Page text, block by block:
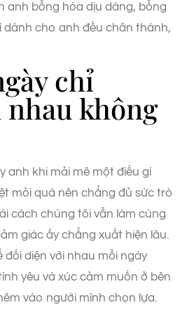
anh bỗng hóa dịu dàng, bỗng
dành cho anh đều chân thành,
chỉ
không
anh khi mải mê một điều gì
mỏi quá nên chẳng đủ sức trò
cách chúng tôi vẫn làm cùng
giác ấy chẳng xuất hiện lâu.
đối diện với nhau mỗi ngày
yêu và xúc cảm muốn ở bên
vào người mình chọn lựa.